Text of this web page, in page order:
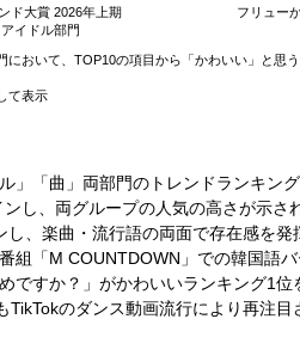
ド大賞 2026年上期
イドル部門
フリュー
おいて、TOP10の項目から「かわいい」と思
て表示
」「曲」両部門のトレンドランキン
し、両グループの人気の高さが示さ
、楽曲・流行語の両面で存在感を発
組「M COUNTDOWN」での韓国語
ですか？」がかわいいランキング1
TikTokのダンス動画流行により再注目